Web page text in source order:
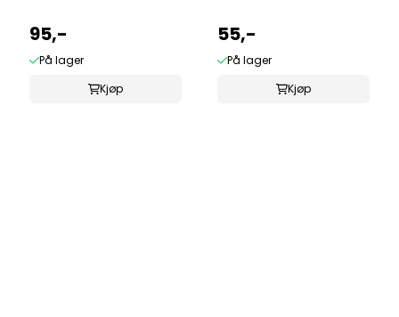
95,-
På lager
Kjøp
55,-
På lager
Kjøp